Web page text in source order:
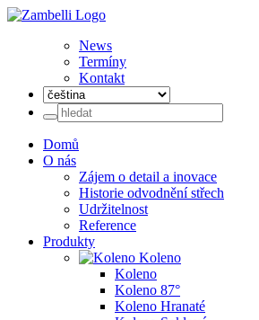
News
Termíny
Kontakt
Domů
O nás
Zájem o detail a inovace
Historie odvodnění střech
Udržitelnost
Reference
Produkty
Koleno
Koleno
Koleno 87°
Koleno Hranaté